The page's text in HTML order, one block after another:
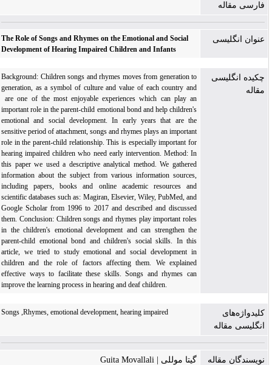
فارسی مقاله
عنوان انگلیسی
The Role of Songs and Rhymes on the Emotional and Social
Development of Hearing Impaired Children and Infants
چکیده انگلیسی
مقاله
Background: Children songs and rhymes moves from generation to
generation, as a symbol of culture and value of each country and
are one of the most enjoyable experiences which can play an
important role in the parent-child emotional bond and help children's
emotional and social development. In early years that are the
sensitive period of attachment, songs and rhymes plays an important
role in the parent-child relationship. This is especially important for
hearing impaired children who need early intervention. Method: In
this paper we used a descriptive analytical method. We gathered
information about the subject from various information sources,
including papers, books and online academic resources and
scientific databases such as: Magiran, Elsevier, Wiley, PubMed, and
Google Scholar from 1996 to 2017 and described and discussed
them. Conclusion: Children songs and rhymes play important roles
in the children's emotional development and can strengthen the
parent-child emotional bond and children's social skills. In this
article, we tried to study emotional and social development in
children and the role of factors affecting them. We explained
effective ways to facilitate these skills. Songs and rhymes can
improve the learning process in hearing and deaf children.
کلیدواژه‌های
انگلیسی مقاله
Songs ,Rhymes, emotional development, hearing impaired
نویسندگان مقاله
گیتا موللی | Guita Movallali